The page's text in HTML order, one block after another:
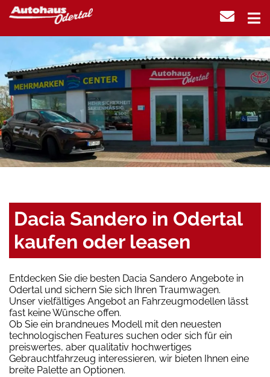
Dacia Sandero in Odertal
kaufen oder leasen
Entdecken Sie die besten Dacia Sandero Angebote in
Odertal und sichern Sie sich Ihren Traumwagen.
Unser vielfältiges Angebot an Fahrzeugmodellen lässt
fast keine Wünsche offen.
Ob Sie ein brandneues Modell mit den neuesten
technologischen Features suchen oder sich für ein
preiswertes, aber qualitativ hochwertiges
Gebrauchtfahrzeug interessieren, wir bieten Ihnen eine
breite Palette an Optionen.